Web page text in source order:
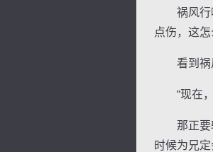
祸风行嘴
点伤，这怎
看到祸风
“现在，
那正要转
时候为兄